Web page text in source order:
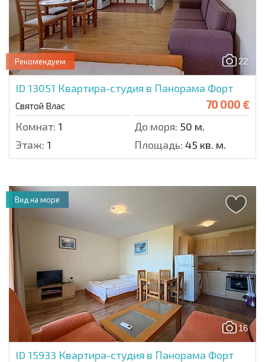
22
Рекомендуем
ID 13051 Квартира-студия в Панорама Форт
Святой Влас 70 000 €
Комнат: 1 До моря: 50 м.
Этаж: 1 Площадь: 45 кв. м.
16
ID 15933 Квартира-студия в Панорама Форт
Вид на море